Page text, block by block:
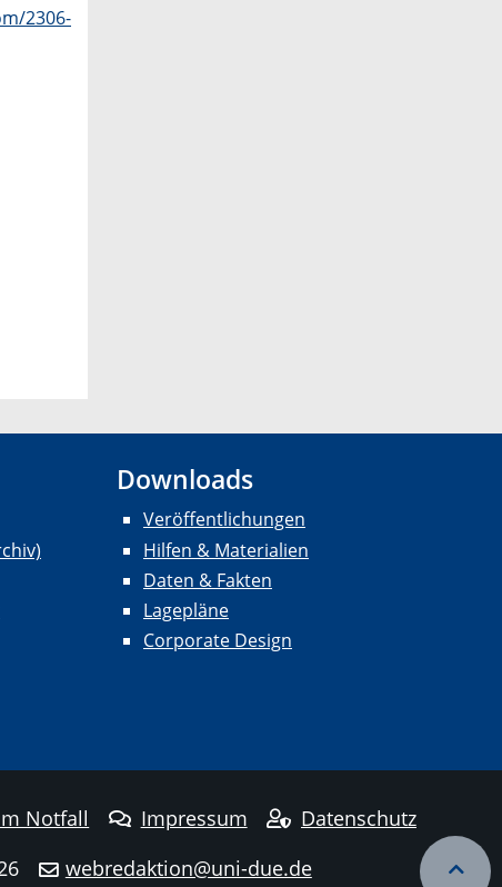
2306-
Downloads
Veröffentlichungen
Hilfen & Materialien
Daten & Fakten
Lagepläne
Corporate Design
Notfall Impressum
Datenschutz
webredaktion@uni-due.de